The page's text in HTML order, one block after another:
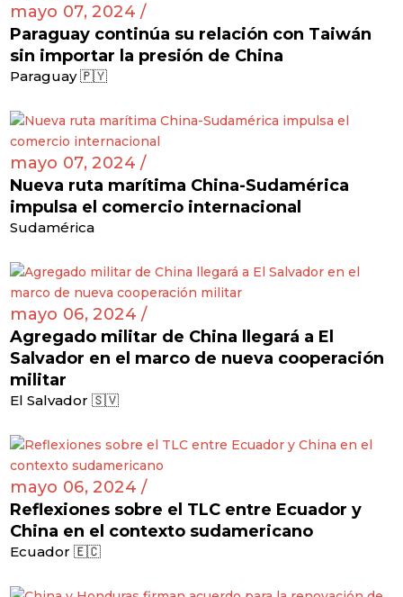
mayo 07, 2024 /
Paraguay continúa su relación con Taiwán
sin importar la presión de China
Paraguay 🇵🇾
mayo 07, 2024 /
Nueva ruta marítima China-Sudamérica
impulsa el comercio internacional
Sudamérica
mayo 06, 2024 /
Agregado militar de China llegará a El
Salvador en el marco de nueva cooperación
militar
El Salvador 🇸🇻
mayo 06, 2024 /
Reflexiones sobre el TLC entre Ecuador y
China en el contexto sudamericano
Ecuador 🇪🇨